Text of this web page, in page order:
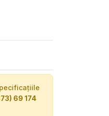
69 174